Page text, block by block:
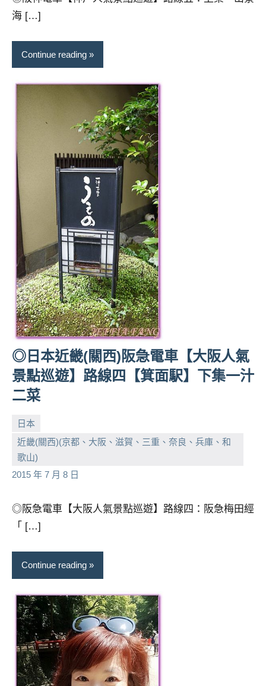
海 […]
Continue reading
◎日本近畿(關西)阪急電車【大阪人氣
景點巡遊】路線四【箕面駅】下集一汁
二菜
日本
近畿(關西)(京都、大阪、滋賀、三重、奈良、兵庫、和
歌山)
2015 年 7 月 8 日
小
芳
No
comments
◎阪急電車【大阪人氣景點巡遊】路線四：阪急梅田經
「 […]
Continue reading